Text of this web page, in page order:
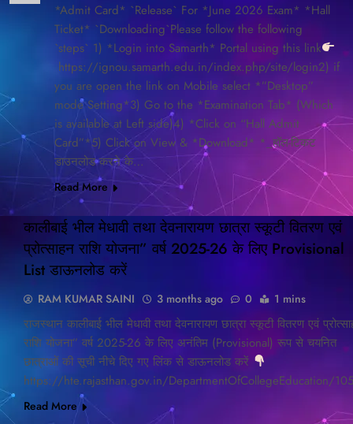
*Admit Card* `Release` For *June 2026 Exam* *Hall
Ticket* `Downloading`Please follow the following
`steps` 1) *Login into Samarth* Portal using this link
https://ignou.samarth.edu.in/index.php/site/login2) if
you are open the link on Mobile select *”Desktop”
mode Setting*3) Go to the *Examination Tab* (Which
is available at Left side)4) *Click on “Hall Admit
Card”*5) Click on View & *Download* *_हॉल-टिकट
डाउनलोड करने के…
Read More
BLOG
DAILY
NEWS
EDUCATION
कालीबाई भील मेधावी तथा देवनारायण छात्रा स्कूटी वितरण एवं
प्रोत्साहन राशि योजना” वर्ष 2025-26 के लिए Provisional
List डाऊनलोड करें
RAM KUMAR SAINI 3 months ago 0 1 mins
राजस्थान कालीबाई भील मेधावी तथा देवनारायण छात्रा स्कूटी वितरण एवं
राशि योजना” वर्ष 2025-26 के लिए अनंतिम (Provisional) रूप से चयनित
छात्राओं की सूची नीचे दिए गए लिंक से डाऊनलोड करें
https://hte.rajasthan.gov.in/DepartmentOfCollegeEducation/
Read More